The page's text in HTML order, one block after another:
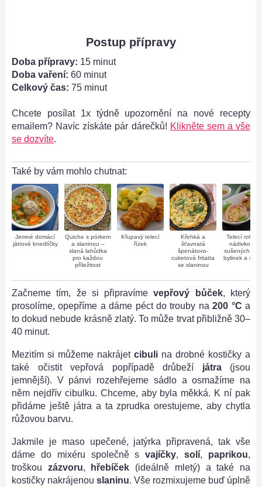
Postup přípravy
Doba přípravy: 15 minut
Doba vaření: 60 minut
Celkový čas: 75 minut
Chcete posílat 1x týdně upozornění na nové recepty
emailem? Navíc získáte pár dárečků! Klikněte sem a vše
se dozvíte.
Také by vám mohlo chutnat:
Jemné domácí
játrové knedlíčky
Quiche s pórkem
a slaninou –
slaná lahůdka
pro každou
příležitost
Křupavý telecí
řízek
Křehká a
šťavnatá
špenátovo-
cuketová fritatta
se slaninou
Telecí roláda
nádivkou ze
sušených
bylinek a
Začneme tím, že si připravímevepřový bůček, který
prosolíme, opepříme a dáme péct do trouby na200 °C a
to dokud nebude krásně zlatý. To může trvat přibližně 30–
40 minut.
Mezitím si můžeme nakrájet cibuli na drobné kostičky a
také očistit vepřová popřípadě drůbeží játra(jsou
jemnější). V pánvi rozehřejeme sádlo a osmažíme na
něm nejdřív cibulku. Chceme, aby byla měkká. K ní pak
přidáme ještě játra a ta zprudka orestujeme, aby chytla
růžovou barvu.
Jakmile je maso upečené, jatýrka připravená, tak vše
dáme do mixéru společně svajíčky,solí, paprikou,
troškou zázvoru, hřebíček (ideálně mletý) a také na
kostičky nakrájenou slaninu. Vše rozmixujeme buď úplně